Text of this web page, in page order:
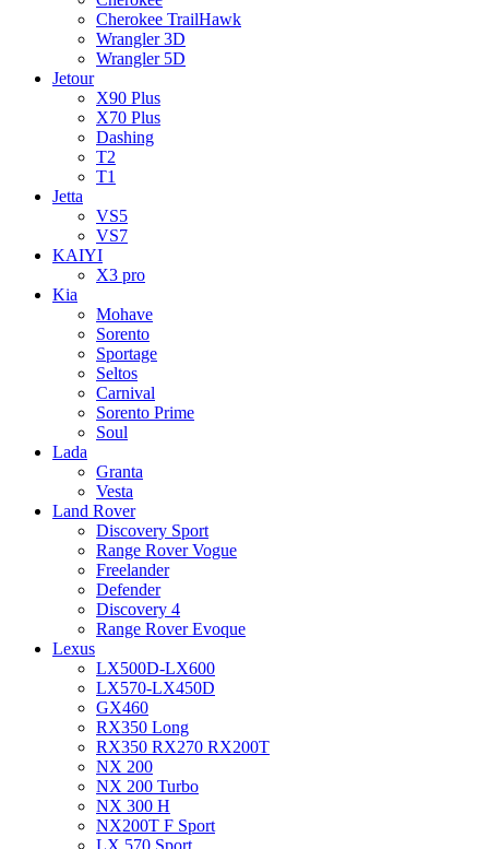
Cherokee TrailHawk
Wrangler 3D
Wrangler 5D
Jetour
X90 Plus
X70 Plus
Dashing
T2
T1
Jetta
VS5
VS7
KAIYI
X3 pro
Kia
Mohave
Sorento
Sportage
Seltos
Carnival
Sorento Prime
Soul
Lada
Granta
Vesta
Land Rover
Discovery Sport
Range Rover Vogue
Freelander
Defender
Discovery 4
Range Rover Evoque
Lexus
LX500D-LX600
LX570-LX450D
GX460
RX350 Long
RX350 RX270 RX200T
NX 200
NX 200 Turbo
NX 300 H
NX200T F Sport
LX 570 Sport